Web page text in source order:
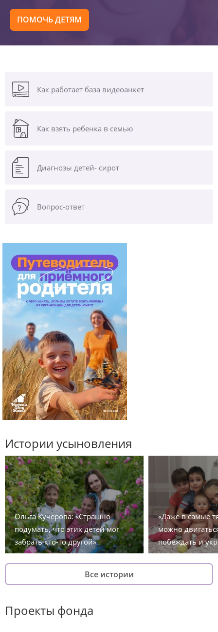
ПОМОЧЬ ДЕТЯМ
Как работает база видеоанкет
Как взять ребенка в семью
Диагнозы детей- сирот
Вопрос-ответ
Истории усыновления
Ольга Кучерова: «Страшно
подумать, что этих детей мог
забрать кто-то другой»
«Даже в самые
можно
побеждать и
Все истории
Проекты фонда